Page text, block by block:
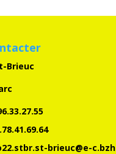
Brieuc
brieuc@e-c.bzh